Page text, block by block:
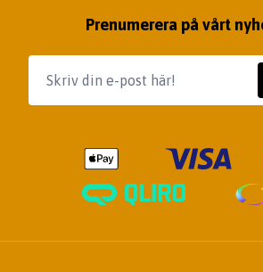
Prenumerera på vårt